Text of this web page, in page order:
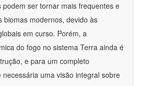
podem ser tornar mais frequentes e
biomas modernos, devido às
em curso. Porém, a
do fogo no sistema Terra ainda é
e para um completo
uma visão integral sobre